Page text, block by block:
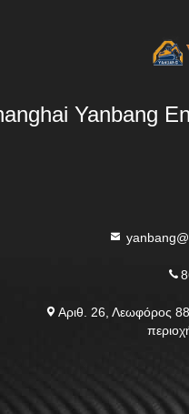
Yanbang
Αριθ. 26, Λεωφόρος